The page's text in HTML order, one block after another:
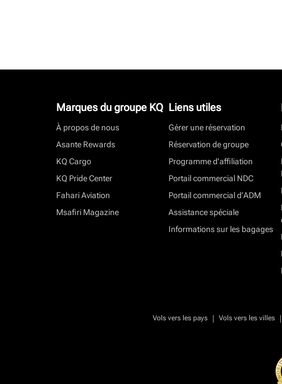
Marques du groupe KQ
À propos de nous
Asante Rewards
KQ Cargo
KQ Pride Center
Fahari Aviation
Msafiri Magazine
Liens utiles
Gérer une réservation
Réservation de groupe
Programme d'affiliation
Portail commercial NDC
Portail commercial d’ADM
Assistance spéciale
Informations sur les bagages
Vols vers les pays | Vols vers les villes |